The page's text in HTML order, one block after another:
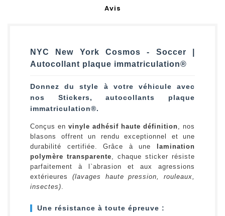
Avis
NYC New York Cosmos - Soccer |
Autocollant plaque immatriculation®
Donnez du style à votre véhicule avec
nos Stickers, autocollants plaque
immatriculation®.
Conçus en vinyle adhésif haute définition, nos
blasons offrent un rendu exceptionnel et une
durabilité certifiée. Grâce à une
lamination
polymère transparente, chaque sticker résiste
parfaitement à l`abrasion et aux agressions
extérieures (lavages haute pression, rouleaux,
insectes).
Une résistance à toute épreuve :